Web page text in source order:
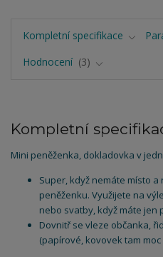
Kompletní specifikace
Hodnocení
3
Kompletní
Mini peněženka, dokladovka v
Super, když nemáte místo
peněženku. Využijete na
nebo svatby, když máte jen
Dovnitř se vleze občanka,
(papírové, kovovek tam